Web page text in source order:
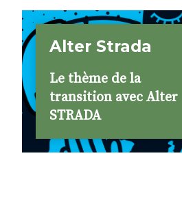
Alter Strada
Le thème de la
transition avec Alter
STRADA